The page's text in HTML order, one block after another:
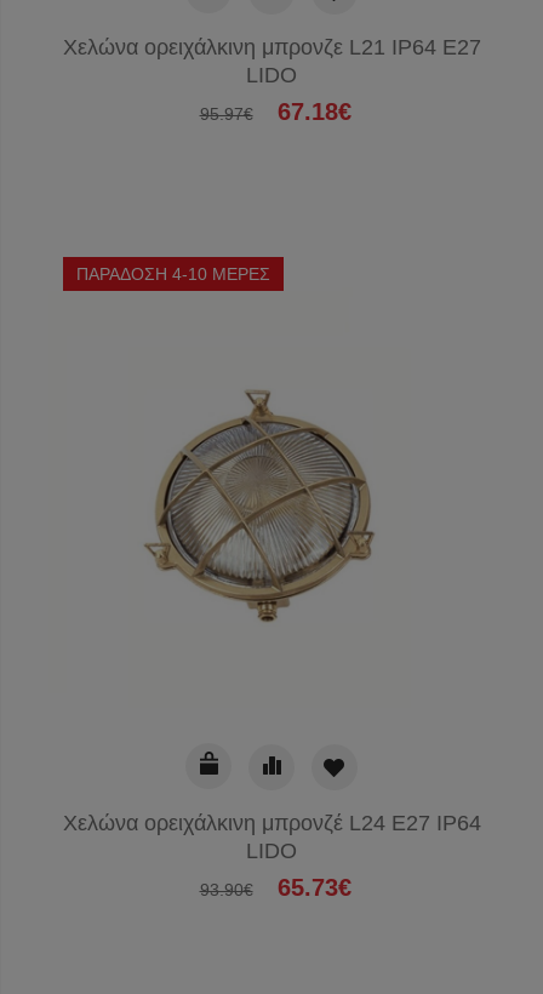
Χελώνα ορειχάλκινη μπρονζε L21 IP64 E27
LIDO
95.97€ 67.18€
ΠΑΡΑΔΟΣΗ 4-10 ΜΕΡΕΣ
Χελώνα ορειχάλκινη μπρονζέ L24 E27 IP64
LIDO
93.90€ 65.73€